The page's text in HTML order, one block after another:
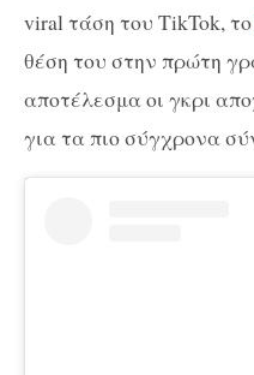
viral τάση του TikTok, το
θέση του στην πρώτη
αποτέλεσμα οι γκρι
για τα πιο σύγχρονα